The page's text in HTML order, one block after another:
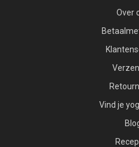
Over
Vind je